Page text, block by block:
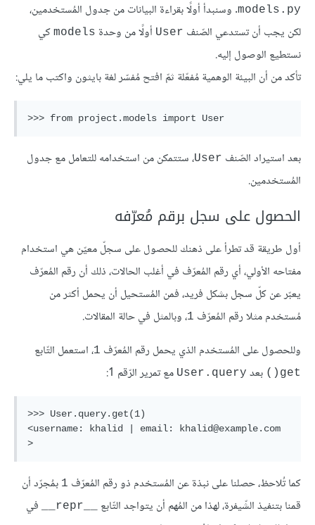
models.py. وسنبدأ أولًا بقراءة البيانات من جدول المُستخدمين،
لكن يجب أن تستدعي الصّنف User أولًا من وحدة models كي
نستطيع الوصول إليه.
تأكد من أن البيئة الوهمية مُفعّلة ثمّ افتح مُفسّر لغة بايثون واكتب ما يلي:
بعد استيراد الصّنف User، ستتمكن من استخدامه للتعامل مع جدول
المُستخدمين.
الحصول على سجل برقم مُعرّفه
أول طريقة قد تطرأ على ذهنك للحصول على سجلّ معيّن هي استخدام
مفتاحه الأولي، أي رقم المُعرّف في أغلب الحالات، ذلك أن رقم المُعرّف
يعبّر عن كلّ سجل بشكل فريد، فمن المُستحيل أن يحمل أكثر من
مُستخدم مثلا رقم المُعرّف 1، وبالمثل في حالة المقالات.
وللحصول على المُستخدم الذي يحمل رقم المُعرّف 1، استعمل التّابع
get() بعد User.query مع تمرير الرّقم 1:
>>> User.query.get(1)
<username: khalid | email: khalid@example.com
كما تُلاحظ، حصلنا على نبذة عن المُستخدم ذو رقم المُعرّف 1 بمُجرّد أن
قمنا بتنفيذ الشّيفرة، لهذا من المُهم أن يتواجد التّابع
في